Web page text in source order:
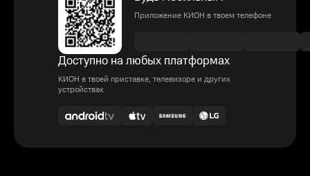
Приложение КИОН в твоем телефоне
Доступно на любых платформах
КИОН в твоей приставке, телевизоре и других
устройствах